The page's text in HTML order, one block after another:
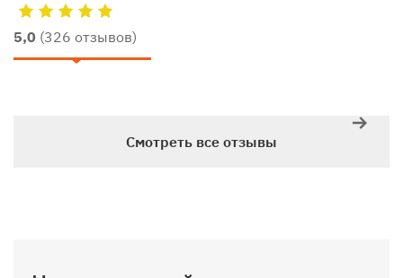
5,0 (326 отзывов)
Смотреть все отзывы